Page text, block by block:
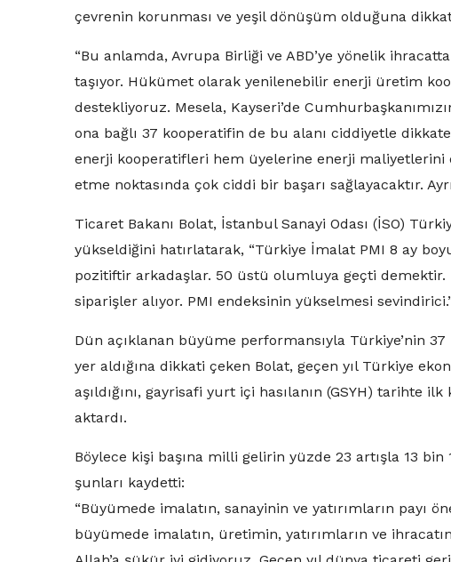
çevrenin korunması ve yeşil dönüşüm olduğuna
“Bu anlamda, Avrupa Birliği ve ABD’ye yönelik
taşıyor. Hükümet olarak yenilenebilir enerji üretim
destekliyoruz. Mesela, Kayseri’de
ona bağlı 37 kooperatifin de bu alanı ciddiyetle
enerji kooperatifleri hem üyelerine enerji maliyetlerini
etme noktasında çok ciddi bir başarı sağlayacaktır.
Ticaret Bakanı Bolat, İstanbul Sanayi Odası (İSO)
yükseldiğini hatırlatarak, “Türkiye İmalat PMI 8 ay
pozitiftir arkadaşlar. 50 üstü olumluya geçti
siparişler alıyor. PMI endeksinin yükselmesi
Dün açıklanan büyüme performansıyla Türkiye’nin
yer aldığına dikkati çeken Bolat, geçen yıl Türkiye
aşıldığını, gayrisafi yurt içi hasılanın (GSYH) tarihte
aktardı.
Böylece kişi başına milli gelirin yüzde 23 artışla 13
şunları kaydetti:
“Büyümede imalatın, sanayinin ve yatırımların payı
büyümede imalatın, üretimin, yatırımların ve